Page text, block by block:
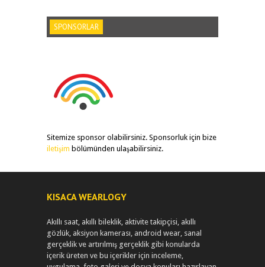
SPONSORLAR
Sitemize sponsor olabilirsiniz. Sponsorluk için bize
iletişim bölümünden ulaşabilirsiniz.
KISACA WEARLOGY
Akıllı saat, akıllı bileklik, aktivite takipçisi, akıllı
gözlük, aksiyon kamerası, android wear, sanal
gerçeklik ve artırılmış gerçeklik gibi konularda
içerik üreten ve bu içerikler için inceleme,